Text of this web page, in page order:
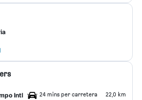
Intl 24 mins per carretera 22,0 km